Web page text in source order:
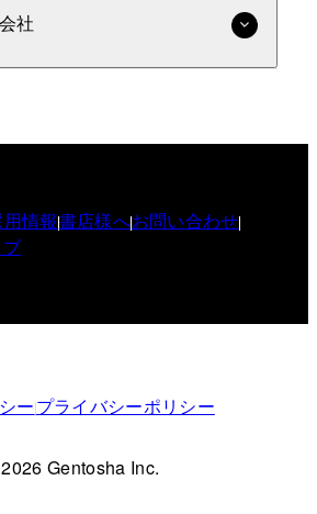
社
情報書店様へお問い合わせ
ープライバシーポリシー
Gentosha Inc.